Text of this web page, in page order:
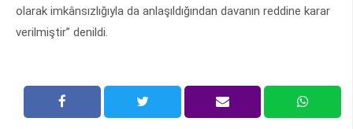
olarak imkânsızlığıyla da anlaşıldığından davanın reddine karar
verilmiştir” denildi.